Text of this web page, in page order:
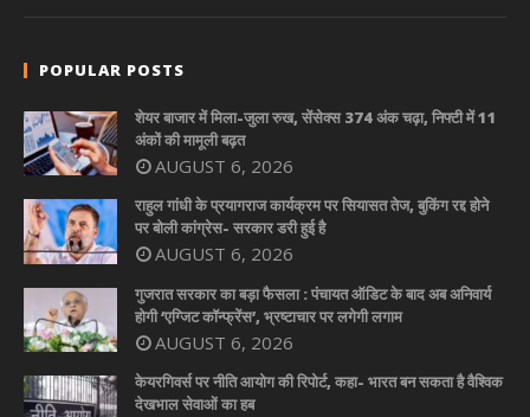
POPULAR POSTS
शेयर बाजार में मिला-जुला रुख, सेंसेक्स 374 अंक चढ़ा, निफ्टी में 11
अंकों की मामूली बढ़त
AUGUST 6, 2026
राहुल गांधी के प्रयागराज कार्यक्रम पर सियासत तेज, बुकिंग रद्द होने
पर बोली कांग्रेस- सरकार डरी हुई है
AUGUST 6, 2026
गुजरात सरकार का बड़ा फैसला : पंचायत ऑडिट के बाद अब अनिवार्य
होगी ‘एग्जिट कॉन्फ्रेंस’, भ्रष्टाचार पर लगेगी लगाम
AUGUST 6, 2026
केयरगिवर्स पर नीति आयोग की रिपोर्ट, कहा- भारत बन सकता है वैश्विक
देखभाल सेवाओं का हब